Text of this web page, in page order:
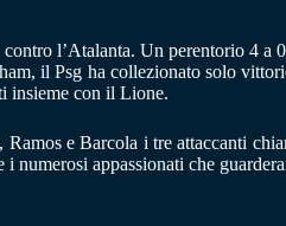
l’Atalanta. Un perentorio 4
il Psg ha collezionato solo
insieme con il Lione.
e Barcola i tre attaccanti
appassionati che